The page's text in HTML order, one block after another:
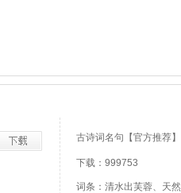
古诗词名句【官方推荐】
下载：999753
词条：清水出芙蓉、天